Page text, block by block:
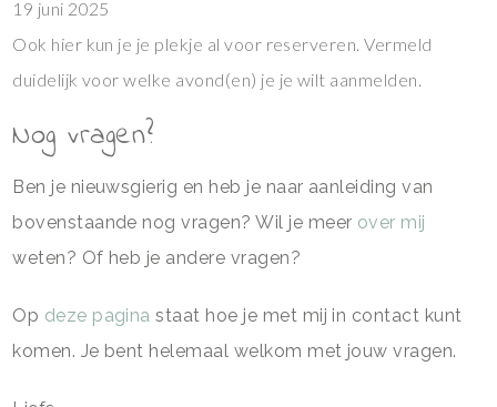
19 juni 2025
Ook hier kun je je plekje al voor reserveren. Vermeld
duidelijk voor welke avond(en) je je wilt aanmelden.
Nog vragen?
Ben je nieuwsgierig en heb je naar aanleiding van
bovenstaande nog vragen? Wil je meer over mij
weten? Of heb je andere vragen?
Op deze pagina staat hoe je met mij in contact kunt
komen. Je bent helemaal welkom met jouw vragen.